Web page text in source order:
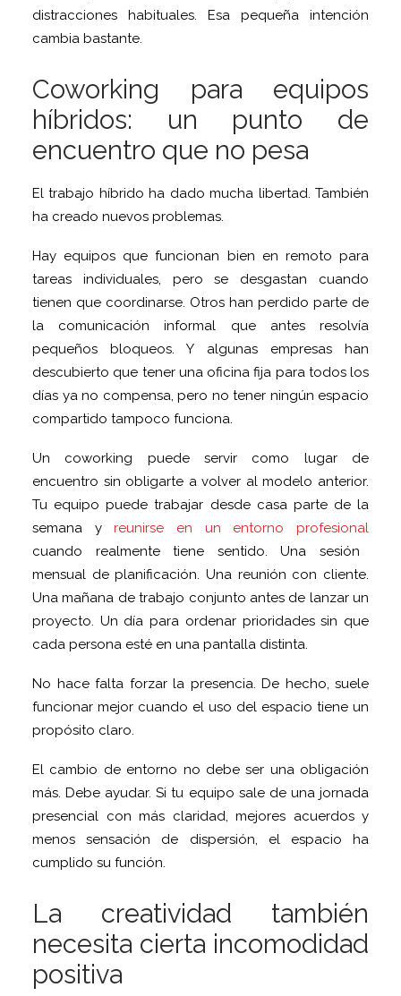
distracciones habituales. Esa pequeña intención
cambia bastante.
Coworking para equipos
híbridos: un punto de
encuentro que no pesa
El trabajo híbrido ha dado mucha libertad. También
ha creado nuevos problemas.
Hay equipos que funcionan bien en remoto para
tareas individuales, pero se desgastan cuando
tienen que coordinarse. Otros han perdido parte de
la comunicación informal que antes resolvía
pequeños bloqueos. Y algunas empresas han
descubierto que tener una oficina fija para todos los
días ya no compensa, pero no tener ningún espacio
compartido tampoco funciona.
Un coworking puede servir como lugar de
encuentro sin obligarte a volver al modelo anterior.
Tu equipo puede trabajar desde casa parte de la
semana yreunirse en un entorno profesional
cuando realmente tiene sentido. Una sesión
mensual de planificación. Una reunión con cliente.
Una mañana de trabajo conjunto antes de lanzar un
proyecto. Un día para ordenar prioridades sin que
cada persona esté en una pantalla distinta.
No hace falta forzar la presencia. De hecho, suele
funcionar mejor cuando el uso del espacio tiene un
propósito claro.
El cambio de entorno no debe ser una obligación
más. Debe ayudar. Si tu equipo sale de una jornada
presencial con más claridad, mejores acuerdos y
menos sensación de dispersión, el espacio ha
cumplido su función.
La creatividad también
necesita cierta incomodidad
positiva